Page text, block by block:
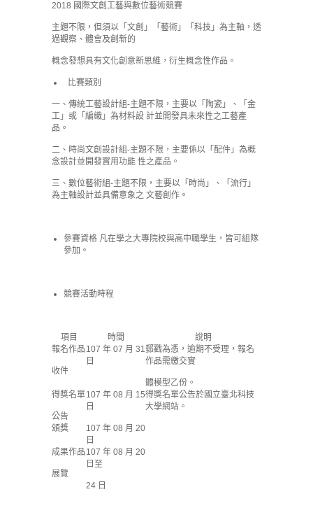
2018 國際文創工藝與數位藝術競賽
主題不限，但須以「文創」「藝術」「科技」為主軸，透
過觀察、體會及創新的
概念發想具有文化創意新思維，衍生概念性作品。
比賽類別
一、傳統工藝設計組-主題不限，主要以「陶瓷」、「金
工」或「編織」為材料設 計並開發具未來性之工藝產
品。
二、時尚文創設計組-主題不限，主要係以「配件」為概
念設計並開發實用功能 性之產品。
三、數位藝術組-主題不限，主要以「時尚」、「流行」
為主軸設計並具備意象之 文藝創作。
參賽資格 凡在學之大專院校與高中職學生，皆可組隊
參加。
競賽活動時程
項目 時間
說明
報名作品
收件
107 年 07 月 31
日
郵戳為憑，逾期不受理，報名
作品需繳交實
體模型乙份。
得獎名單
公告
107 年 08 月 15
日
得獎名單公告於國立臺北科技
大學網站。
頒獎
107 年 08 月 20
日
成果作品
展覽
107 年 08 月 20
日至
24 日